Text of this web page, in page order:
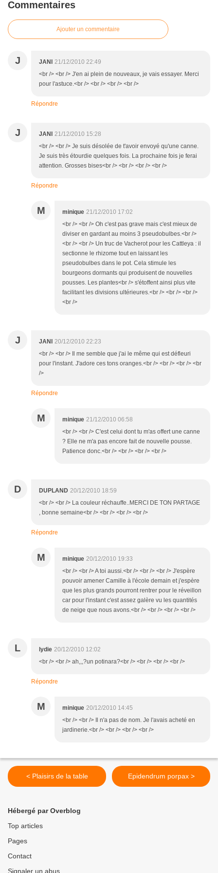
Commentaires
Ajouter un commentaire
J JANI
21/12/2010 22:49
<br /> <br /> J'en ai plein de nouveaux, je vais essayer. Merci
pour l'astuce.<br /> <br /> <br /> <br />
Répondre
J JANI
21/12/2010 15:28
<br /> <br /> Je suis désolée de t'avoir envoyé qu'une canne.
Je suis très étourdie quelques fois. La prochaine fois je ferai
attention. Grosses bises<br /> <br /> <br /> <br />
Répondre
M minique 21/12/2010 17:02
<br /> <br /> Oh c'est pas grave mais c'est mieux de
diviser en gardant au moins 3 pseudobulbes.<br />
<br /> <br /> Un truc de Vacherot pour les Cattleya : il
sectionne le rhizome tout en laissant les
pseudobulbes dans le pot. Cela stimule les
bourgeons dormants qui produisent de nouvelles
pousses. Les plantes<br /> s'étoffent ainsi plus vite
facilitant les divisions ultérieures.<br /> <br /> <br />
<br />
J JANI
20/12/2010 22:23
<br /> <br /> Il me semble que j'ai le même qui est défleuri
pour l'instant. J'adore ces tons oranges.<br /> <br /> <br /> <br
/>
Répondre
M minique 21/12/2010 06:58
<br /> <br /> C'est celui dont tu m'as offert une canne
? Elle ne m'a pas encore fait de nouvelle pousse.
Patience donc.<br /> <br /> <br /> <br />
D DUPLAND 20/12/2010 18:59
<br /> <br /> La couleur réchauffe..MERCI DE TON PARTAGE
, bonne semaine<br /> <br /> <br /> <br />
Répondre
M minique 20/12/2010 19:33
<br /> <br /> A toi aussi.<br /> <br /> <br /> J'espère
pouvoir amener Camille à l'école demain et j'espère
que les plus grands pourront rentrer pour le réveillon
car pour l'instant c'est assez galère vu les quantités
de neige que nous avons.<br /> <br /> <br /> <br />
L lydie 20/12/2010 12:02
<br /> <br /> ah,,,?un potinara?<br /> <br /> <br /> <br />
Répondre
M minique 20/12/2010 14:45
<br /> <br /> Il n'a pas de nom. Je l'avais acheté en
jardinerie.<br /> <br /> <br /> <br />
< Plaisirs de la table Epidendrum porpax >
Hébergé par Overblog
Top articles
Pages
Contact
Signaler un abus